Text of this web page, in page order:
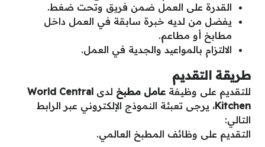
القدرة على العمل ضمن فريق وتحت ضغط.
يفضل من لديه خبرة سابقة في العمل داخل
مطابخ أو مطاعم.
الالتزام بالمواعيد والجدية في العمل.
طريقة التقديم
للتقديم على وظيفة عامل مطبخ لدى World Central
Kitchen، يرجى تعبئة النموذج الإلكتروني عبر الرابط
التالي:
التقديم على وظائف المطبخ العالمي.